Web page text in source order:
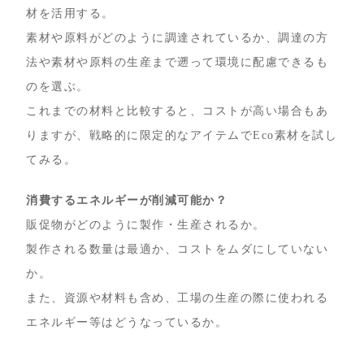
材を活用する。
素材や原料がどのように調達されているか、調達の方
法や素材や原料の生産まで遡って環境に配慮できるも
のを選ぶ。
これまでの材料と比較すると、コストが高い場合もあ
りますが、戦略的に限定的なアイテムでEco素材を試し
てみる。
消費するエネルギーが削減可能か？
販促物がどのように製作・生産されるか。
製作される数量は最適か、コストをムダにしていない
か。
また、資源や材料も含め、工場の生産の際に使われる
エネルギー等はどうなっているか。